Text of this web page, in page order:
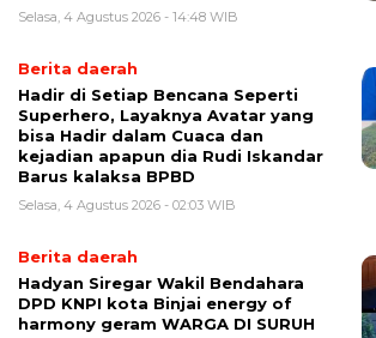
Selasa, 4 Agustus 2026 - 14:48 WIB
Berita daerah
Hadir di Setiap Bencana Seperti
Superhero, Layaknya Avatar yang
bisa Hadir dalam Cuaca dan
kejadian apapun dia Rudi Iskandar
Barus kalaksa BPBD
Selasa, 4 Agustus 2026 - 02:03 WIB
Berita daerah
Hadyan Siregar Wakil Bendahara
DPD KNPI kota Binjai energy of
harmony geram WARGA DI SURUH